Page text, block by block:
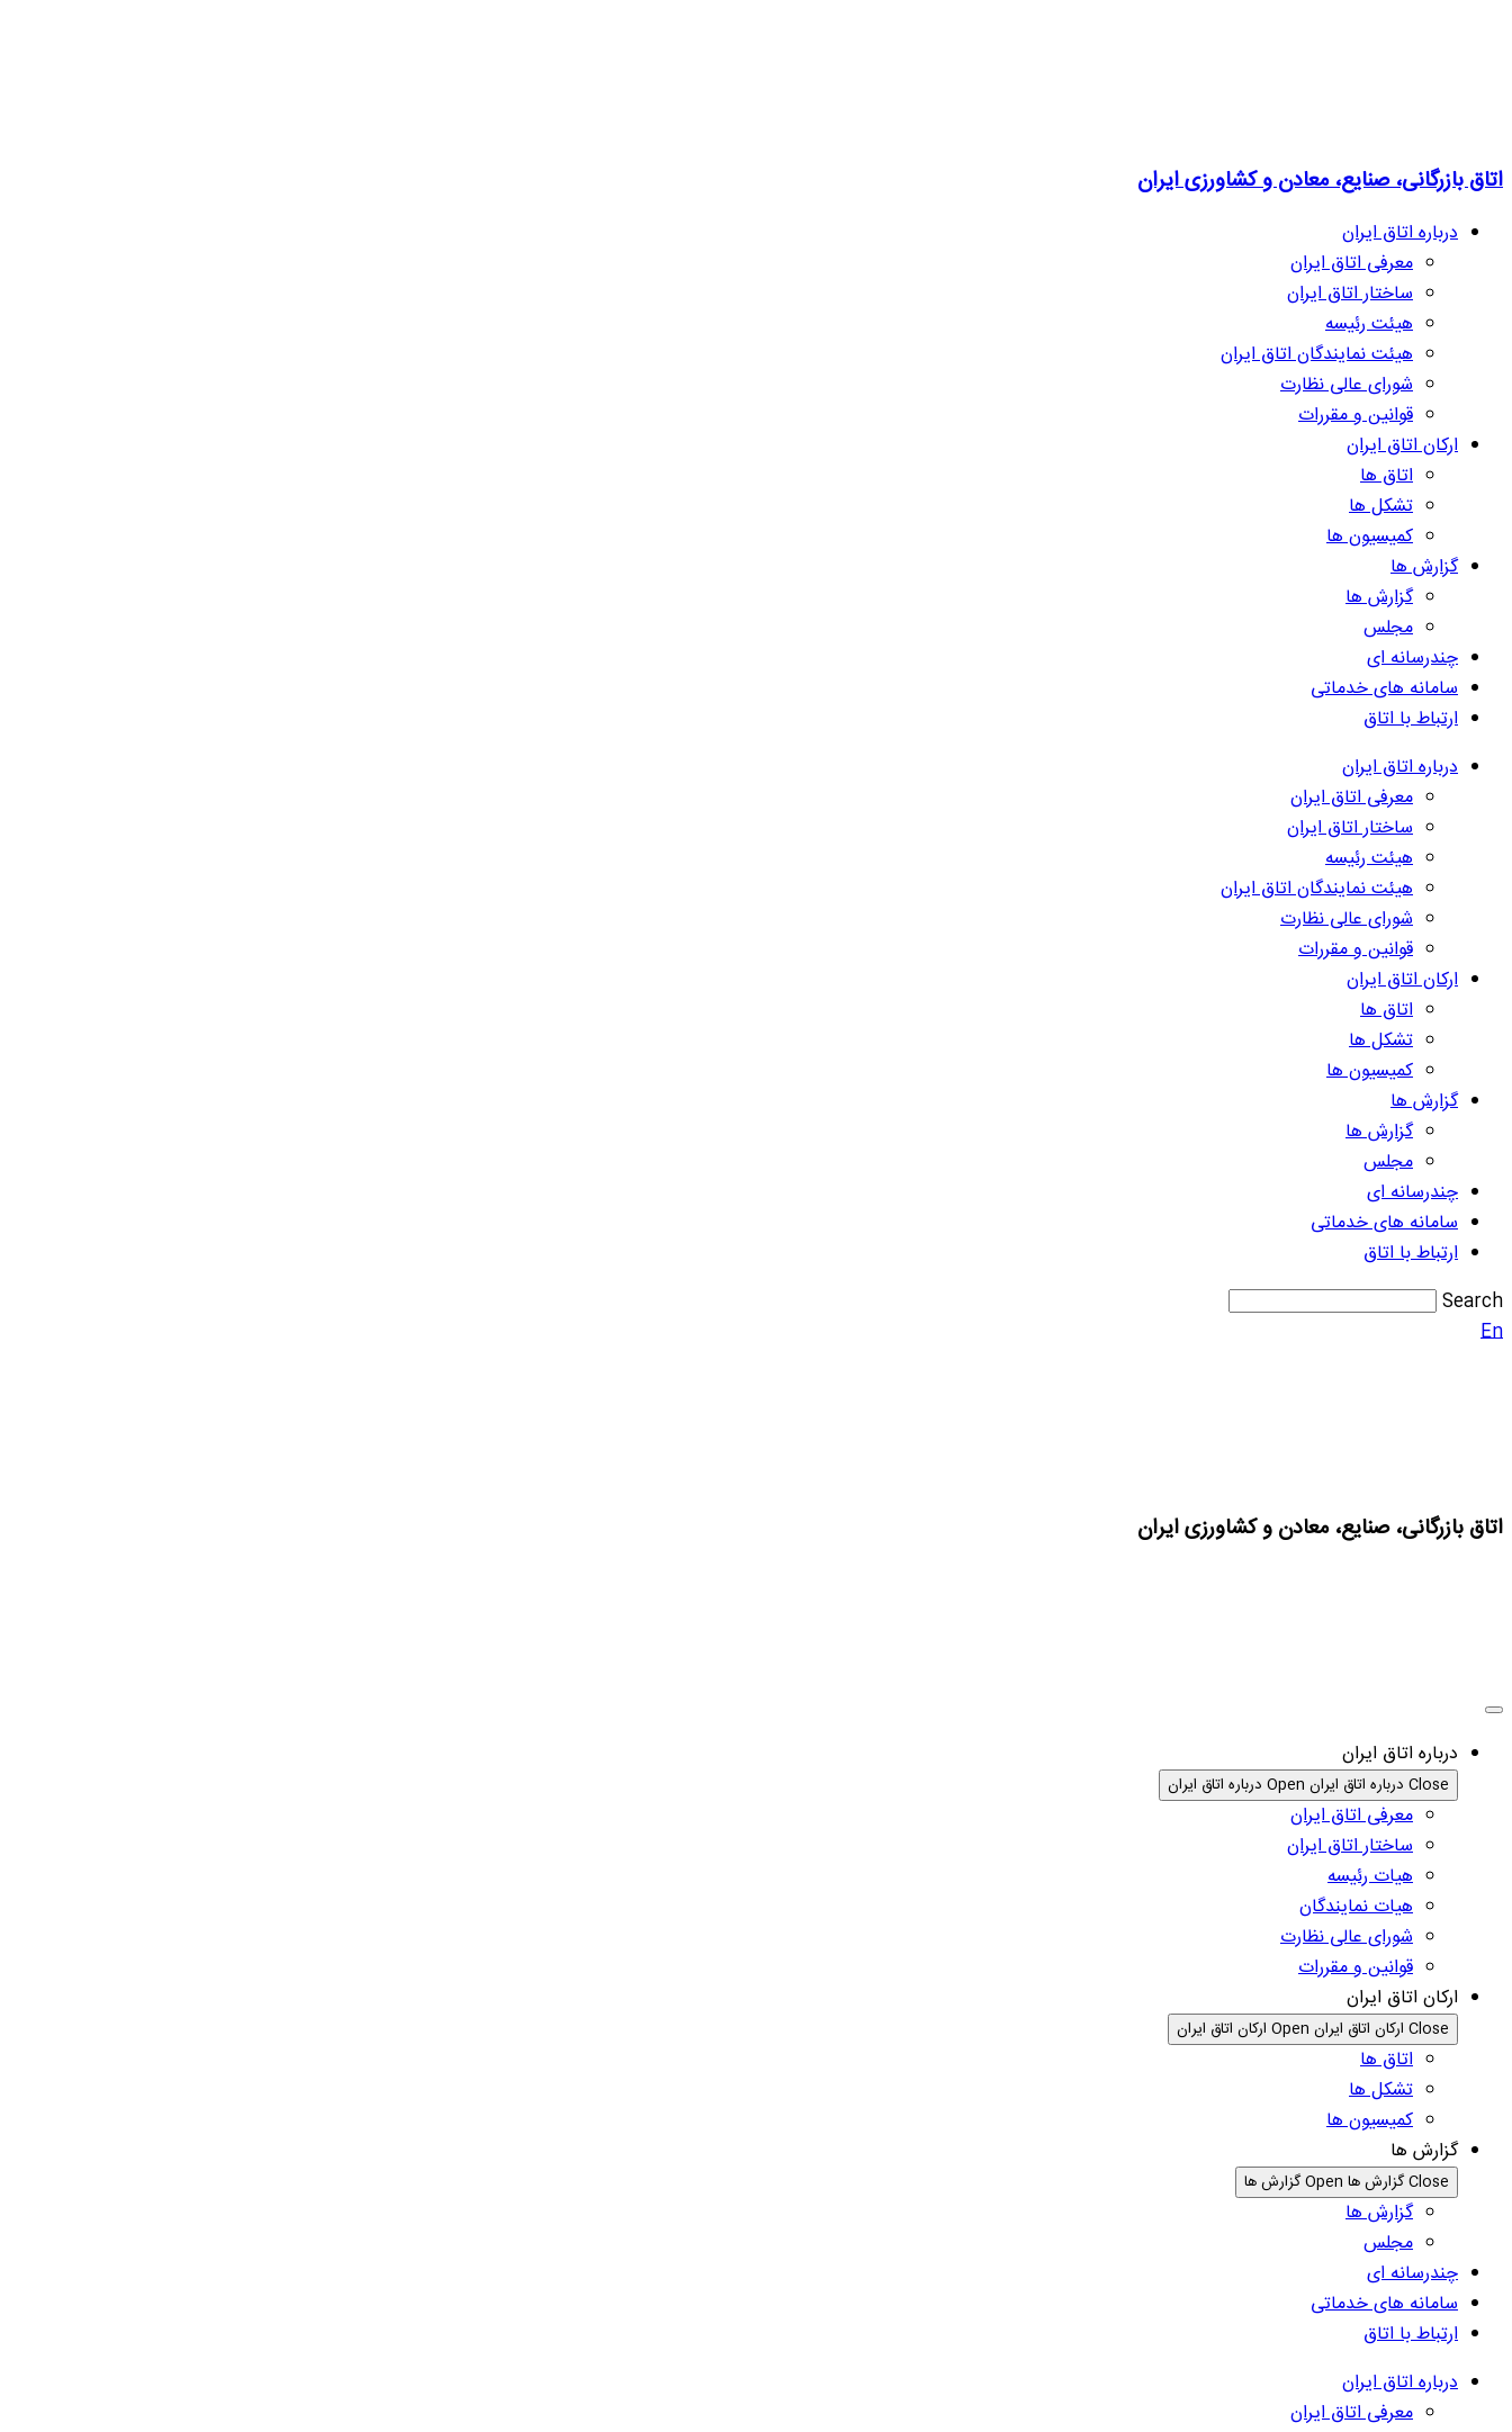
اتاق بازرگانی، صنایع، معادن و کشاورزی ایران
درباره اتاق ایران
معرفی اتاق ایران
ساختار اتاق ایران
هیئت رئیسه
هیئت نمایندگان اتاق ایران
شورای عالی نظارت
قوانین و مقررات
ارکان اتاق ایران
اتاق ها
تشکل ها
کمیسیون ها
گزارش ها
گزارش ها
مجلس
چندرسانه ای
سامانه های خدماتی
ارتباط با اتاق
درباره اتاق ایران
معرفی اتاق ایران
ساختار اتاق ایران
هیئت رئیسه
هیئت نمایندگان اتاق ایران
شورای عالی نظارت
قوانین و مقررات
ارکان اتاق ایران
اتاق ها
تشکل ها
کمیسیون ها
گزارش ها
گزارش ها
مجلس
چندرسانه ای
سامانه های خدماتی
ارتباط با اتاق
Search
En
اتاق بازرگانی، صنایع، معادن و کشاورزی ایران
درباره اتاق ایران
Close درباره اتاق ایران Open درباره اتاق ایران
معرفی اتاق ایران
ساختار اتاق ایران
هیات رئیسه
هیات نمایندگان
شورای عالی نظارت
قوانین و مقررات
ارکان اتاق ایران
Close ارکان اتاق ایران Open ارکان اتاق ایران
اتاق ها
تشکل ها
کمیسیون ها
گزارش ها
Close گزارش ها Open گزارش ها
گزارش ها
مجلس
چندرسانه ای
سامانه های خدماتی
ارتباط با اتاق
درباره اتاق ایران
معرفی اتاق ایران